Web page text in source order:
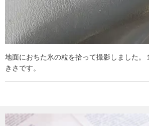
地面におちた氷の粒を拾って撮影しました。
きさです。